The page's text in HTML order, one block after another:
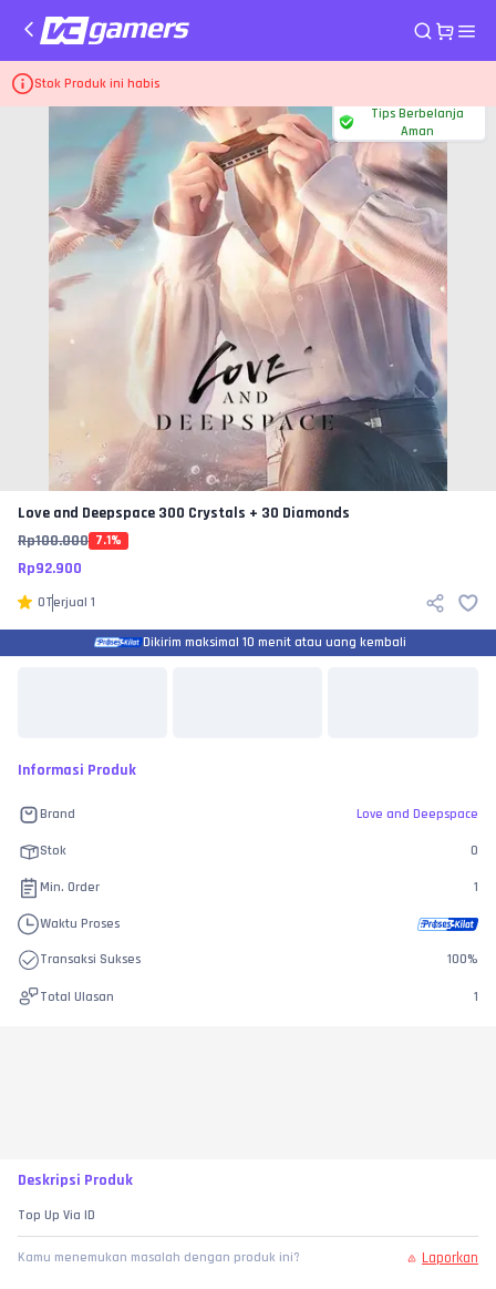
Stok Produk ini habis
Home Top Up Game Love and Deepspace
Tips Berbelanja
Aman
Love and Deepspace 300 Crystals + 30 Diamonds
Rp100.000 7.1%
Rp92.900
0Terjual 1
Dikirim maksimal 10 menit atau uang kembali
Informasi Produk
Brand Love and Deepspace
Stok 0
Min. Order 1
Waktu Proses
Transaksi Sukses 100%
Total Ulasan 1
Deskripsi Produk
Kamu menemukan masalah dengan produk ini? Laporkan